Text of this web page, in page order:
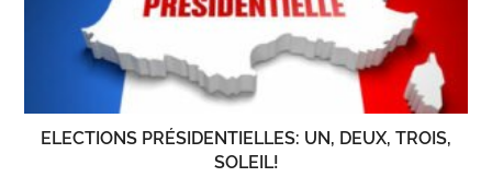
ELECTIONS PRÉSIDENTIELLES: UN, DEUX, TROIS,
SOLEIL!